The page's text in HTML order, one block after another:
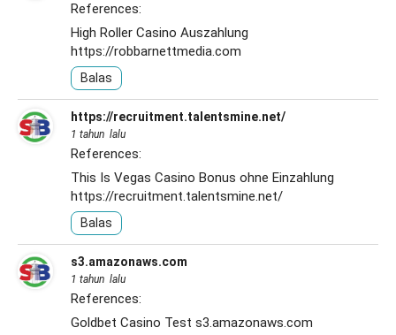
References:
High Roller Casino Auszahlung
https://robbarnettmedia.com
Balas
https://recruitment.talentsmine.net/
1 tahun lalu
References:
This Is Vegas Casino Bonus ohne Einzahlung
https://recruitment.talentsmine.net/
Balas
s3.amazonaws.com
1 tahun lalu
References:
Goldbet Casino Test s3.amazonaws.com